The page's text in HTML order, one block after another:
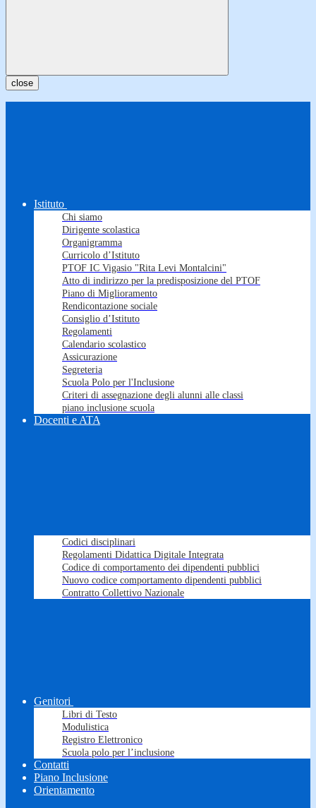
close
Istituto
Chi siamo
Dirigente scolastica
Organigramma
Curricolo d’Istituto
PTOF IC Vigasio "Rita Levi Montalcini"
Atto di indirizzo per la predisposizione del PTOF
Piano di Miglioramento
Rendicontazione sociale
Consiglio d’Istituto
Regolamenti
Calendario scolastico
Assicurazione
Segreteria
Scuola Polo per l'Inclusione
Criteri di assegnazione degli alunni alle classi
piano inclusione scuola
Docenti e ATA
Codici disciplinari
Regolamenti Didattica Digitale Integrata
Codice di comportamento dei dipendenti pubblici
Nuovo codice comportamento dipendenti pubblici
Contratto Collettivo Nazionale
Genitori
Libri di Testo
Modulistica
Registro Elettronico
Scuola polo per l’inclusione
Contatti
Piano Inclusione
Orientamento